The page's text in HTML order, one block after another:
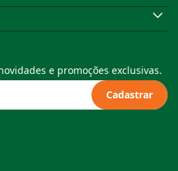
e promoções exclusivas.
Cadastrar